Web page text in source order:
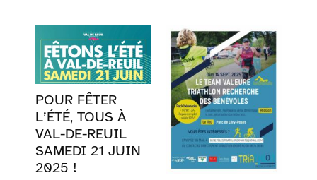
POUR FÊTER
L’ÉTÉ, TOUS À
VAL-DE-REUIL
SAMEDI 21 JUIN
2025 !